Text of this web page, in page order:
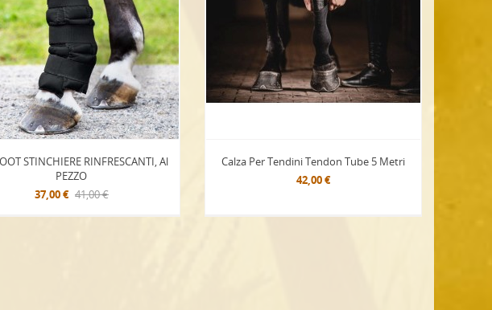
STINCHIERE RINFRESCANTI, Al
PEZZO
37,00 € 41,00 €
Calza Per Tendini Tendon Tube 5 Metri
42,00 €